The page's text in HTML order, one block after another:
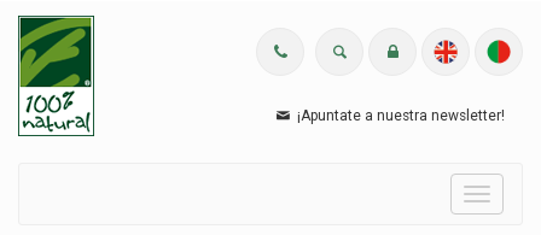
¡Apuntate a nuestra newsletter!
Menu